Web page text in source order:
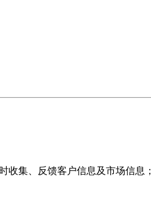
收集、反馈客户信息及市场信息；